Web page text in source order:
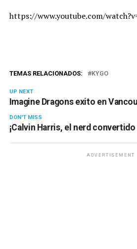
https://www.youtube.com/
TEMAS RELACIONADOS: KYGO
UP NEXT
Imagine Dragons exito en
DON'T MISS
¡Calvin Harris, el nerd
ADVERTISEMENT